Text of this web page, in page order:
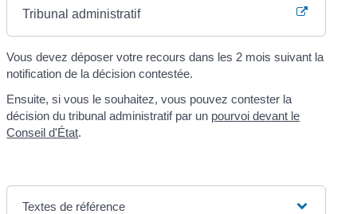
Tribunal administratif
Vous devez déposer votre recours dans les 2 mois suivant la
notification de la décision contestée.
Ensuite, si vous le souhaitez, vous pouvez contester la
décision du tribunal administratif par un pourvoi devant le
Conseil d'État.
Textes de référence